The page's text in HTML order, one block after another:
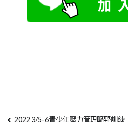
2022 3/5-6青少年壓力管理曠野訓練